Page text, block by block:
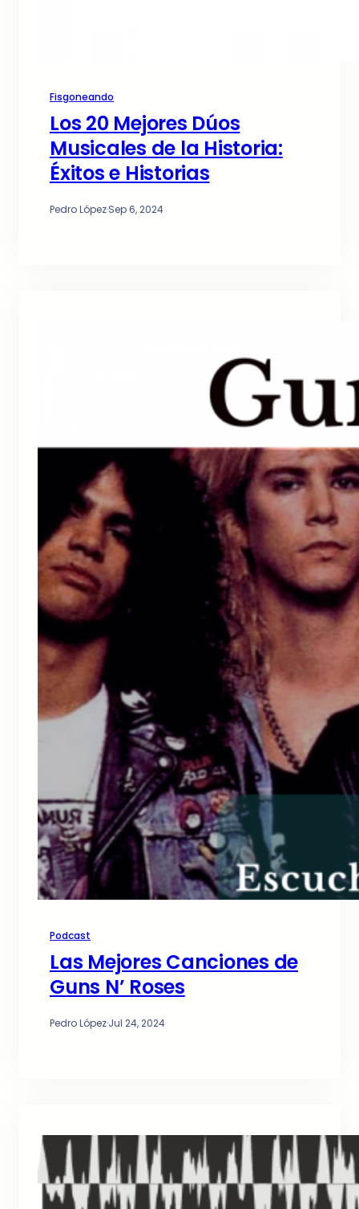
Fisgoneando
Los 20 Mejores Dúos
Musicales de la Historia:
Éxitos e Historias
Pedro López·Sep 6, 2024
Podcast
Las Mejores Canciones de
Guns N’ Roses
Pedro López·Jul 24, 2024